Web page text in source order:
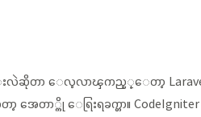
ာင္းလဲဆိုတာ ေလ့လာၾကည့္ေတာ့
အေတာ္ကို ေရြးရခက္တာ။